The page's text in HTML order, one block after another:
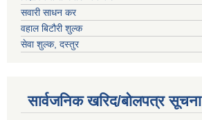
सवारी साधन कर
वहाल बिटौरी शुल्क
सेवा शुल्क, दस्तुर
सार्वजनिक खरिद/बोलपत्र सूचना